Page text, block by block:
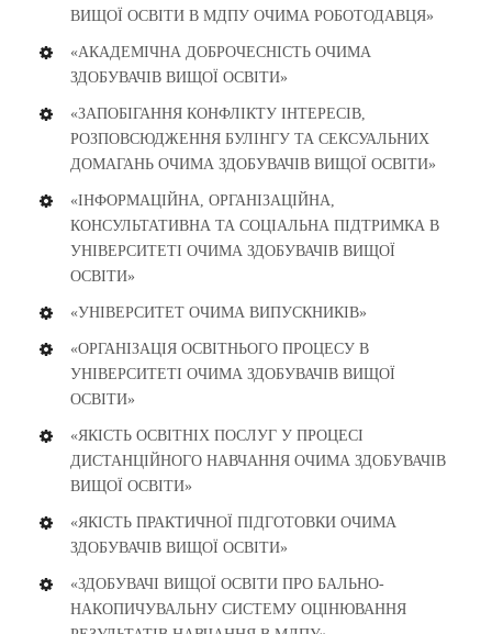
ВИЩОЇ ОСВІТИ В МДПУ ОЧИМА РОБОТОДАВЦЯ»
«АКАДЕМІЧНА ДОБРОЧЕСНІСТЬ ОЧИМА
ЗДОБУВАЧІВ ВИЩОЇ ОСВІТИ»
«ЗАПОБІГАННЯ КОНФЛІКТУ ІНТЕРЕСІВ,
РОЗПОВСЮДЖЕННЯ БУЛІНГУ ТА СЕКСУАЛЬНИХ
ДОМАГАНЬ ОЧИМА ЗДОБУВАЧІВ ВИЩОЇ ОСВІТИ»
«ІНФОРМАЦІЙНА, ОРГАНІЗАЦІЙНА,
КОНСУЛЬТАТИВНА ТА СОЦІАЛЬНА ПІДТРИМКА В
УНІВЕРСИТЕТІ ОЧИМА ЗДОБУВАЧІВ ВИЩОЇ
ОСВІТИ»
«УНІВЕРСИТЕТ ОЧИМА ВИПУСКНИКІВ»
«ОРГАНІЗАЦІЯ ОСВІТНЬОГО ПРОЦЕСУ В
УНІВЕРСИТЕТІ ОЧИМА ЗДОБУВАЧІВ ВИЩОЇ
ОСВІТИ»
«ЯКІСТЬ ОСВІТНІХ ПОСЛУГ У ПРОЦЕСІ
ДИСТАНЦІЙНОГО НАВЧАННЯ ОЧИМА ЗДОБУВАЧІВ
ВИЩОЇ ОСВІТИ»
«ЯКІСТЬ ПРАКТИЧНОЇ ПІДГОТОВКИ ОЧИМА
ЗДОБУВАЧІВ ВИЩОЇ ОСВІТИ»
«ЗДОБУВАЧІ ВИЩОЇ ОСВІТИ ПРО БАЛЬНО-
НАКОПИЧУВАЛЬНУ СИСТЕМУ ОЦІНЮВАННЯ